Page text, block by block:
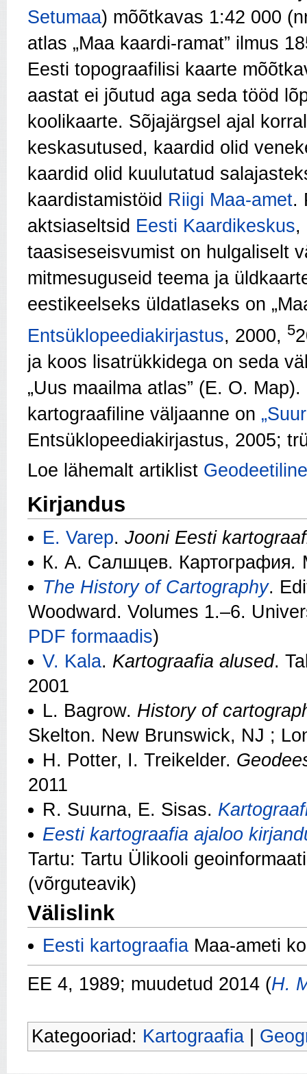
Setumaa) mõõtkavas 1:42 000
atlas „Maa kaardi-ramat” ilmus
Eesti topograafilisi kaarte
aastat ei jõutud aga seda tööd
koolikaarte. Sõjajärgsel ajal
keskasutused, kaardid olid
kaardid olid kuulutatud
kaardistamistöid Riigi Maa-amet.
aktsiaseltsid Eesti Kaardikeskus,
taasiseseisvumist on hulgaliselt
mitmesuguseid teema ja
eestikeelseks üldatlaseks on
Entsüklopeediakirjastus, 2000, 5
ja koos lisatrükkidega on seda
„Uus maailma atlas” (E. O.
kartograafiline väljaanne on
Entsüklopeediakirjastus, 2005;
Loe lähemalt artiklist
Kirjandus
E. Varep. Jooni Eesti
К. А. Салшцев. Картография.
The History of Cartography.
Woodward. Volumes 1.–6.
PDF formaadis)
V. Kala. Kartograafia alused.
2001
L. Bagrow. History of
Skelton. New Brunswick, NJ ;
H. Potter, I. Treikelder.
2011
R. Suurna, E. Sisas.
Eesti kartograafia ajaloo
Tartu: Tartu Ülikooli
(võrguteavik)
Välislink
Eesti kartograafia Maa-ameti
EE 4, 1989; muudetud 2014 (H.
Kategooriad: Kartograafia